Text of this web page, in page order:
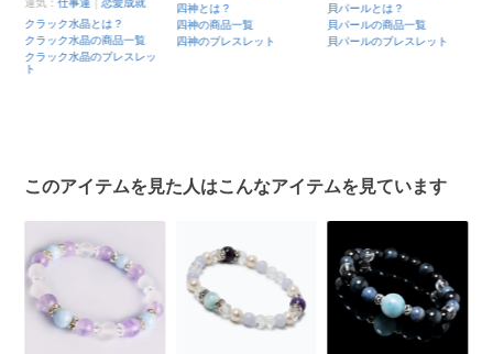
四神とは？
四神の商品一覧
四神のブレスレット
貝パールとは？
貝パールの商品一覧
貝パールのブレスレット
運気：
癒し
ラリマーとは？
このアイテムを見た人はこんなアイテムを見ています